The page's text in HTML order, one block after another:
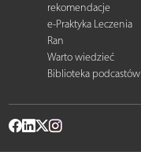
rekomendacje
e-Praktyka Leczenia
Ran
Warto wiedzieć
Biblioteka podcastów